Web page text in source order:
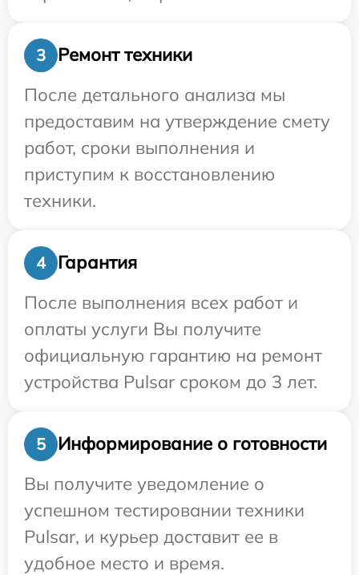
3
Ремонт техники
После детального анализа мы
предоставим на утверждение смету
работ, сроки выполнения и
приступим к восстановлению
техники.
4
Гарантия
После выполнения всех работ и
оплаты услуги Вы получите
официальную гарантию на ремонт
устройства Pulsar сроком до 3 лет.
5
Информирование о готовности
Вы получите уведомление о
успешном тестировании техники
Pulsar, и курьер доставит ее в
удобное место и время.